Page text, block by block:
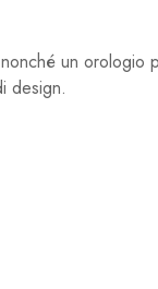
un
design.